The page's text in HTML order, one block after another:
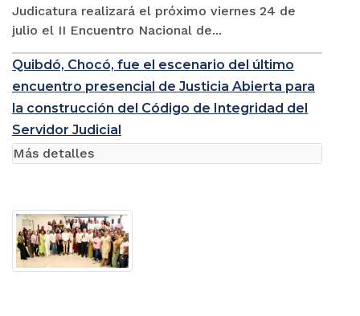
Judicatura realizará el próximo viernes 24 de
julio el II Encuentro Nacional de...
Quibdó, Chocó, fue el escenario del último
encuentro presencial de Justicia Abierta para
la construcción del Código de Integridad del
Servidor Judicial
Más detalles